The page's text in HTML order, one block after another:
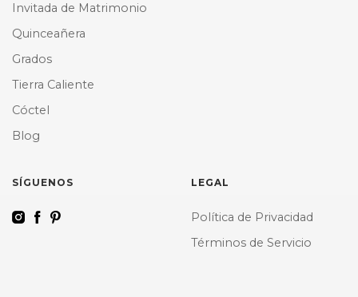
Invitada de Matrimonio
Quinceañera
Grados
Tierra Caliente
Cóctel
Blog
SÍGUENOS LEGAL
Política de Privacidad
Términos de Servicio